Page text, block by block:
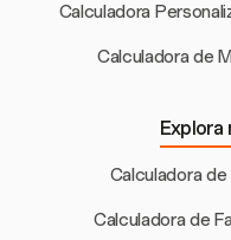
Calculadora
Calculadora de
Explora
Calculadora de
Calculadora de